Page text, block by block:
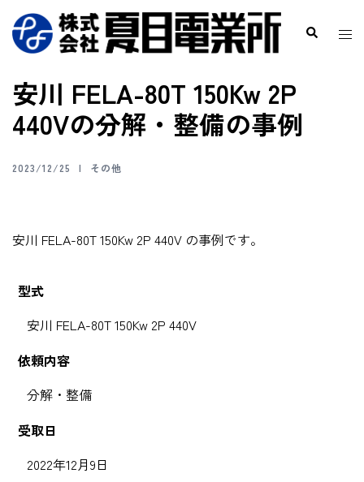
安川 FELA-80T 150Kw 2P
440Vの分解・整備の事例
2023/12/25 その他
安川 FELA-80T 150Kw 2P 440V の事例です。
型式
安川 FELA-80T 150Kw 2P 440V
依頼内容
分解・整備
受取日
2022年12月9日